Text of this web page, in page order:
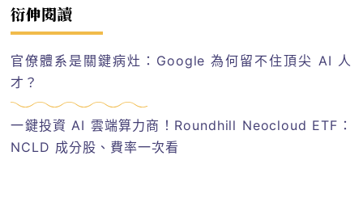
衍伸閱讀
官僚體系是關鍵病灶：Google 為何留不住頂尖 AI 人
才？
一鍵投資 AI 雲端算力商！Roundhill Neocloud ETF：
NCLD 成分股、費率一次看